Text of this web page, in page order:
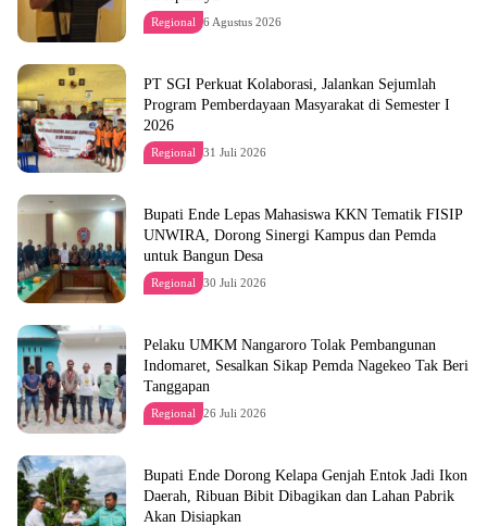
Regional 6 Agustus 2026
PT SGI Perkuat Kolaborasi, Jalankan Sejumlah
Program Pemberdayaan Masyarakat di Semester I
2026
Regional 31 Juli 2026
Bupati Ende Lepas Mahasiswa KKN Tematik FISIP
UNWIRA, Dorong Sinergi Kampus dan Pemda
untuk Bangun Desa
Regional 30 Juli 2026
Pelaku UMKM Nangaroro Tolak Pembangunan
Indomaret, Sesalkan Sikap Pemda Nagekeo Tak Beri
Tanggapan
Regional 26 Juli 2026
Bupati Ende Dorong Kelapa Genjah Entok Jadi Ikon
Daerah, Ribuan Bibit Dibagikan dan Lahan Pabrik
Akan Disiapkan